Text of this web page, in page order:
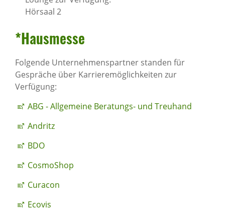
Hörsaal 2
*Haus­messe
Folgende Unternehmenspartner standen für
Gespräche über Karrieremöglichkeiten zur
Verfügung:
ABG - Allgemeine Beratungs- und Treuhand
Andritz
BDO
CosmoShop
Curacon
Ecovis